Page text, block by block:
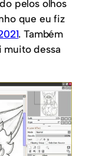
pelos olhos
que eu fiz
. Também
muito dessa